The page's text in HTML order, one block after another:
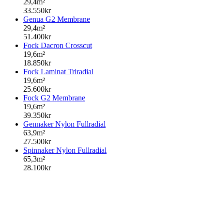
29,4m²
33.550kr
Genua G2 Membrane
29,4m²
51.400kr
Fock Dacron Crosscut
19,6m²
18.850kr
Fock Laminat Triradial
19,6m²
25.600kr
Fock G2 Membrane
19,6m²
39.350kr
Gennaker Nylon Fullradial
63,9m²
27.500kr
Spinnaker Nylon Fullradial
65,3m²
28.100kr